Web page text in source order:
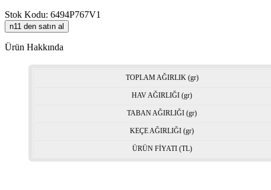
Stok Kodu: 6494P767V1
n11 den satın al
Ürün Hakkında
TOPLAM AĞIRLIK (gr)
HAV AĞIRLIĞI (gr)
TABAN AĞIRLIĞI (gr)
KEÇE AĞIRLIĞI (gr)
ÜRÜN FİYATI (TL)